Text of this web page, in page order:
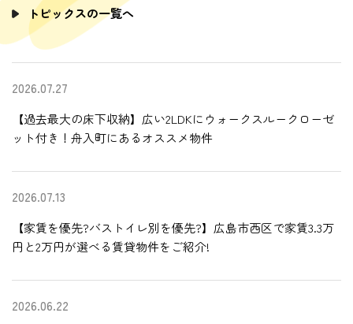
トピックスの一覧へ
2026.07.27
【過去最大の床下収納】広い2LDKにウォークスルークローゼ
ット付き！舟入町にあるオススメ物件
2026.07.13
【家賃を優先?バストイレ別を優先?】広島市西区で家賃3.3万
円と2万円が選べる賃貸物件をご紹介!
2026.06.22